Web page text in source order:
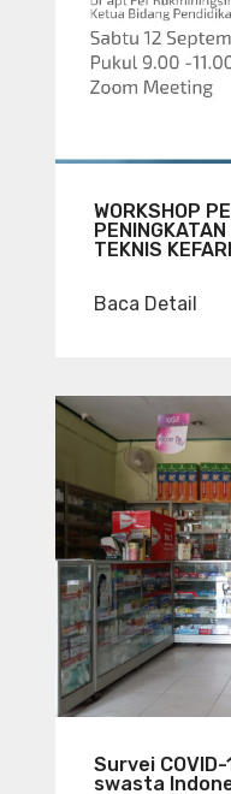
WORKSHOP
TEKNIS
Baca Detail
Survei
swasta